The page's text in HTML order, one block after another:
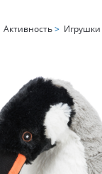
Активность> Игрушки